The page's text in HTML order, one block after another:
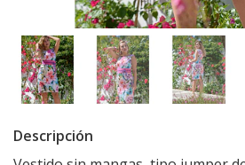
Descripción